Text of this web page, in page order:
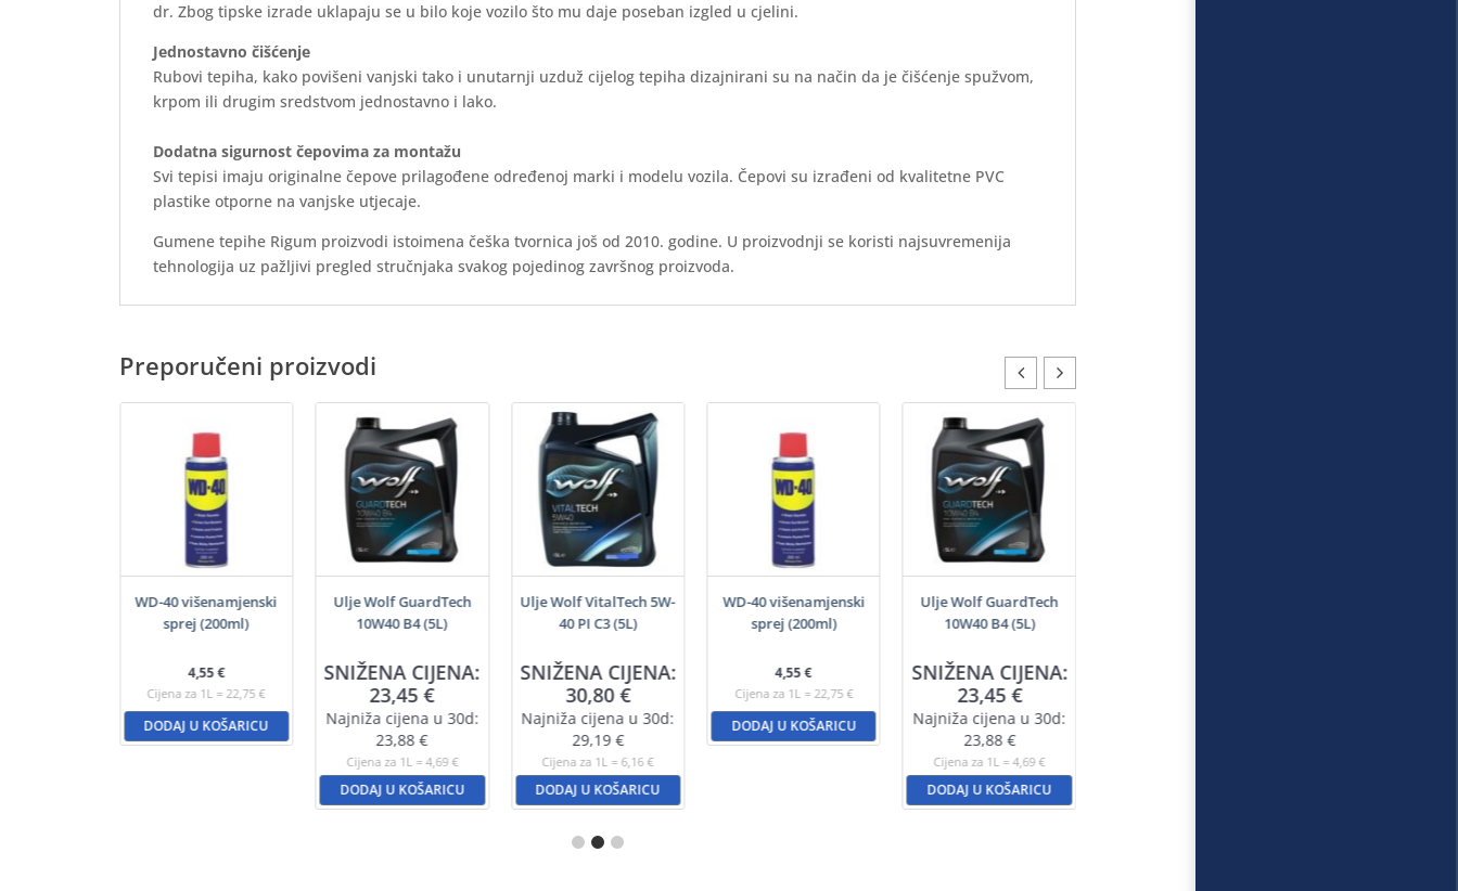
dr. Zbog tipske izrade uklapaju se u bilo koje vozilo što mu daje poseban izgled u cjelini.
Jednostavno čišćenje
Rubovi tepiha, kako povišeni vanjski tako i unutarnji uzduž cijelog tepiha dizajnirani su na način da je čišćenje spužvom,
krpom ili drugim sredstvom jednostavno i lako.
Dodatna sigurnost čepovima za montažu
Svi tepisi imaju originalne čepove prilagođene određenoj marki i modelu vozila. Čepovi su izrađeni od kvalitetne PVC
plastike otporne na vanjske utjecaje.
Gumene tepihe Rigum proizvodi istoimena češka tvornica još od 2010. godine. U proizvodnji se koristi najsuvremenija
tehnologija uz pažljivi pregled stručnjaka svakog pojedinog završnog proizvoda.
Preporučeni proizvodi
WD-40 višenamjenski
sprej (200ml)
4,55€
Cijena za 1L = 22,75 €
DODAJ U KOŠARICU
Ulje Wolf GuardTech
10W40 B4 (5L)
SNIŽENA CIJENA:
23,45€
Najniža cijena u 30d:
23,88€
Cijena za 1L = 4,69 €
DODAJ U KOŠARICU
Ulje Wolf VitalTech 5W-
40 PI C3 (5L)
SNIŽENA CIJENA:
30,80€
Najniža cijena u 30d:
29,19€
Cijena za 1L = 6,16 €
DODAJ U KOŠARICU
WD-40 višenamjenski
sprej (200ml)
4,55€
Cijena za 1L = 22,75 €
DODAJ U KOŠARICU
Ulje Wolf GuardTech
10W40 B4 (5L)
SNIŽENA CIJENA:
23,45€
Najniža cijena u 30d:
23,88 €
Cijena za 1L = 4,69 €
DODAJ U KOŠARICU